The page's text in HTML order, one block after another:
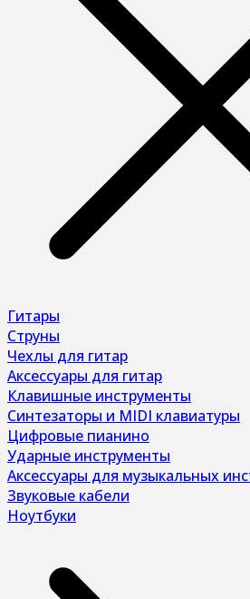
Гитары
Струны
Чехлы для гитар
Аксессуары для гитар
Клавишные инструменты
Синтезаторы и MIDI клавиатуры
Цифровые пианино
Ударные инструменты
Аксессуары для музыкальных
Звуковые кабели
Ноутбуки